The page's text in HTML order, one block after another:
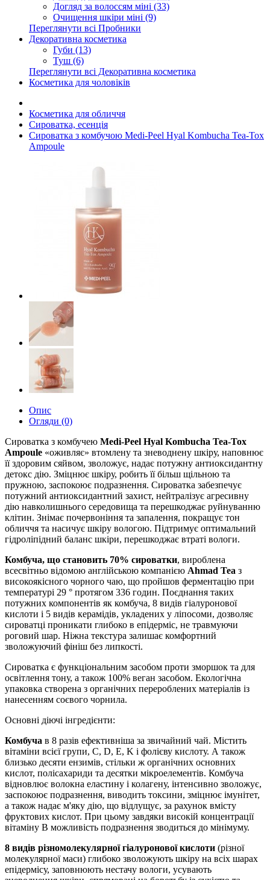
Догляд за волоссям міні (33)
Очищення шкіри міні (9)
Переглянути всі Пробники
Декоративна косметика
Губи (13)
Туш (6)
Переглянути всі Декоративна косметика
Косметика для чоловіків
Косметика для обличчя
Сироватка, есенція
Сироватка з комбучою Medi-Peel Hyal Kombucha Tea-Tox
Ampoule
Опис
Огляди (0)
Сироватка з комбучею Medi-Peel Hyal Kombucha Tea-Tox
Ampoule «оживляє» втомлену та зневоднену шкіру, наповнює
її здоровим сяйвом, зволожує, надає потужну антиоксидантну
детокс дію. Зміцнює шкіру, робить її більш щільною та
пружною, заспокоює подразнення. Сироватка забезпечує
потужний антиоксидантний захист, нейтралізує агресивну
дію навколишнього середовища та перешкоджає руйнуванню
клітин. Знімає почервоніння та запалення, покращує тон
обличчя та насичує шкіру вологою. Підтримує оптимальний
гідроліпідний баланс шкіри, перешкоджає втраті вологи.
Комбуча, що становить 70% сироватки, вироблена
всесвітньо відомою англійською компанією Ahmad Tea з
високоякісного чорного чаю, що пройшов ферментацію при
температурі 29 ° протягом 336 годин. Поєднання таких
потужних компонентів як комбуча, 8 видів гіалуронової
кислоти і 5 видів керамідів, укладених у ліпосоми, дозволяє
сироватці проникати глибоко в епідерміс, не травмуючи
роговий шар. Ніжна текстура залишає комфортний
зволожуючий фініш без липкості.
Сироватка є функціональним засобом проти зморшок та для
освітлення тону, а також 100% веган засобом. Екологічна
упаковка створена з органічних перероблених матеріалів із
нанесенням соєвого чорнила.
Основні діючі інгредієнти:
Комбуча в 8 разів ефективніша за звичайний чай. Містить
вітаміни всієї групи, С, D, E, K і фолієву кислоту. А також
близько десяти ензимів, стільки ж органічних основних
кислот, полісахариди та десятки мікроелементів. Комбуча
відновлює волокна еластину і колагену, інтенсивно зволожує,
заспокоює подразнення, виводить токсини, зміцнює імунітет,
а також надає м'яку дію, що відлущує, за рахунок вмісту
фруктових кислот. При цьому завдяки високій концентрації
вітаміну В можливість подразнення зводиться до мінімуму.
8 видів різномолекулярної гіалуронової кислоти (різної
молекулярної маси) глибоко зволожують шкіру на всіх шарах
епідермісу, заповнюють нестачу вологи, усувають